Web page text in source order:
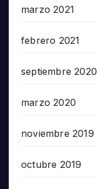
marzo 2021
febrero 2021
septiembre 2020
marzo 2020
noviembre 2019
octubre 2019